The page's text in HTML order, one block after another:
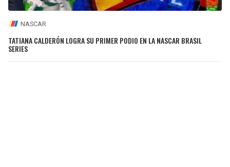
NASCAR
TATIANA CALDERÓN LOGRA SU PRIMER PODIO EN LA NASCAR BRASIL
SERIES